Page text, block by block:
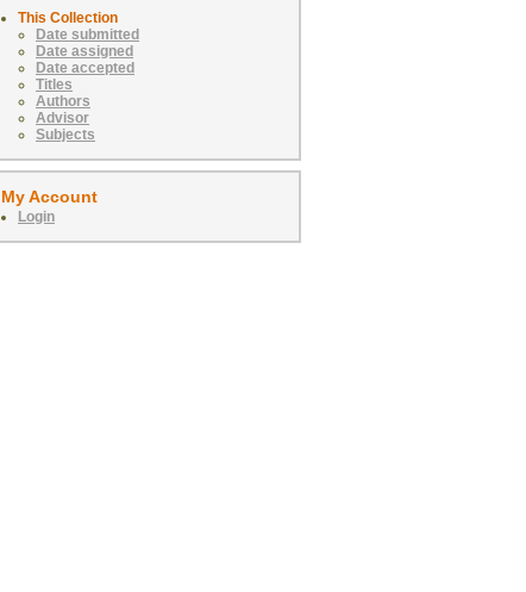
This Collection
Date submitted
Date assigned
Date accepted
Titles
Authors
Advisor
Subjects
My Account
Login